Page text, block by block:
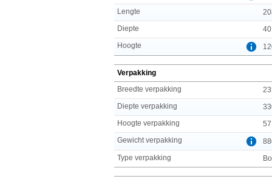
Lengte
Diepte
Hoogte
Verpakking
Breedte verpakking
Diepte verpakking
Hoogte verpakking
Gewicht verpakking
Type verpakking